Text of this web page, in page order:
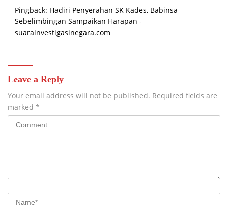
Pingback: Hadiri Penyerahan SK Kades, Babinsa
Sebelimbingan Sampaikan Harapan -
suarainvestigasinegara.com
Leave a Reply
Your email address will not be published. Required fields are
marked *